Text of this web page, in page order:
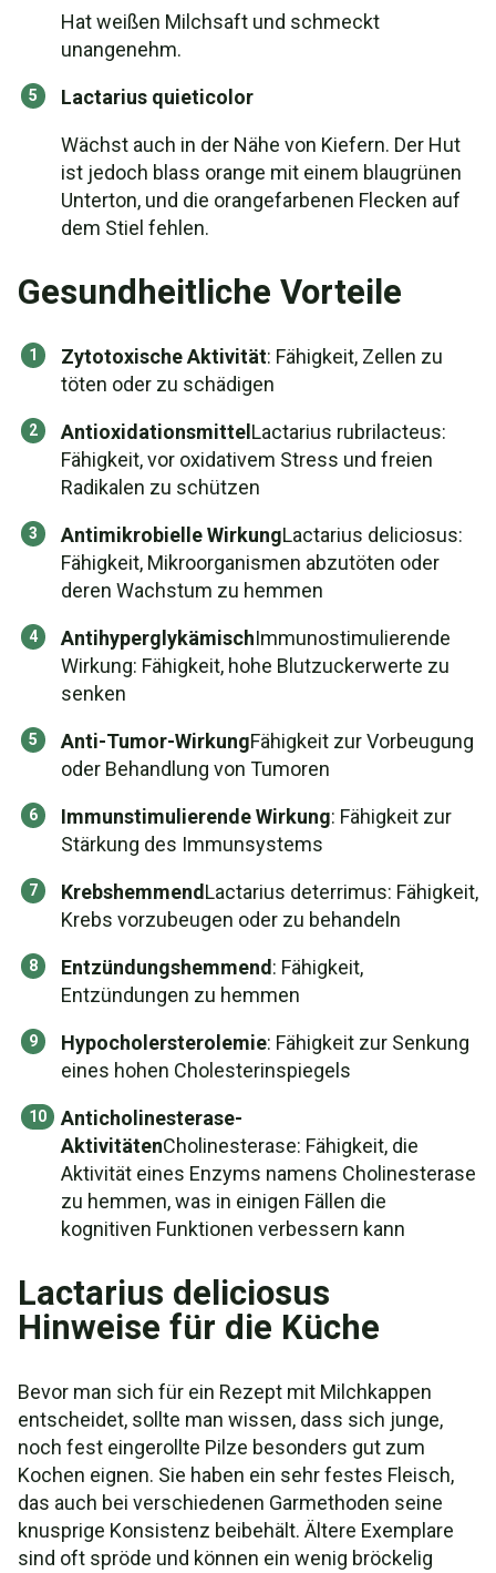
Hat weißen Milchsaft und schmeckt
unangenehm.
Lactarius quieticolor
Wächst auch in der Nähe von Kiefern. Der Hut
ist jedoch blass orange mit einem blaugrünen
Unterton, und die orangefarbenen Flecken auf
dem Stiel fehlen.
Gesundheitliche Vorteile
Zytotoxische Aktivität: Fähigkeit, Zellen zu
töten oder zu schädigen
Antioxidationsmittel Lactarius rubrilacteus:
Fähigkeit, vor oxidativem Stress und freien
Radikalen zu schützen
Antimikrobielle WirkungLactarius deliciosus:
Fähigkeit, Mikroorganismen abzutöten oder
deren Wachstum zu hemmen
AntihyperglykämischImmunostimulierende
Wirkung: Fähigkeit, hohe Blutzuckerwerte zu
senken
Anti-Tumor-WirkungFähigkeit zur Vorbeugung
oder Behandlung von Tumoren
Immunstimulierende Wirkung: Fähigkeit zur
Stärkung des Immunsystems
Krebshemmend Lactarius deterrimus: Fähigkeit,
Krebs vorzubeugen oder zu behandeln
Entzündungshemmend : Fähigkeit,
Entzündungen zu hemmen
Hypocholersterolemie: Fähigkeit zur Senkung
eines hohen Cholesterinspiegels
Anticholinesterase-
AktivitätenCholinesterase: Fähigkeit, die
Aktivität eines Enzyms namens Cholinesterase
zu hemmen, was in einigen Fällen die
kognitiven Funktionen verbessern kann
Lactarius deliciosus
Hinweise für die Küche
Bevor man sich für ein Rezept mit Milchkappen
entscheidet, sollte man wissen, dass sich junge,
noch fest eingerollte Pilze besonders gut zum
Kochen eignen. Sie haben ein sehr festes Fleisch,
das auch bei verschiedenen Garmethoden seine
knusprige Konsistenz beibehält. Ältere Exemplare
sind oft spröde und können ein wenig bröckelig